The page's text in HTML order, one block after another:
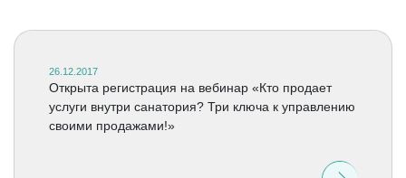
26.12.2017
Открыта регистрация на вебинар «Кто продает
услуги внутри санатория? Три ключа к управлению
своими продажами!»